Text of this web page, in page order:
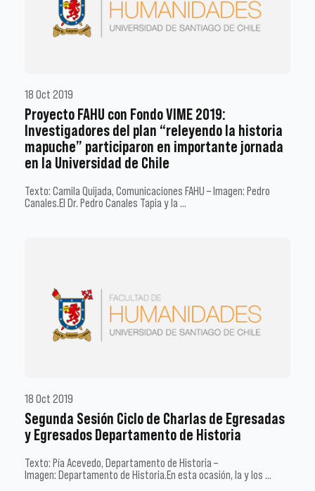
18 Oct 2019
Proyecto FAHU con Fondo VIME 2019:
Investigadores del plan “releyendo la historia
mapuche” participaron en importante jornada
en la Universidad de Chile
Texto: Camila Quijada, Comunicaciones FAHU – Imagen: Pedro
Canales.El Dr. Pedro Canales Tapia y la …
18 Oct 2019
Segunda Sesión Ciclo de Charlas de Egresadas
y Egresados Departamento de Historia
Texto: Pía Acevedo, Departamento de Historia –
Imagen: Departamento de Historia.En esta ocasión, la y los …